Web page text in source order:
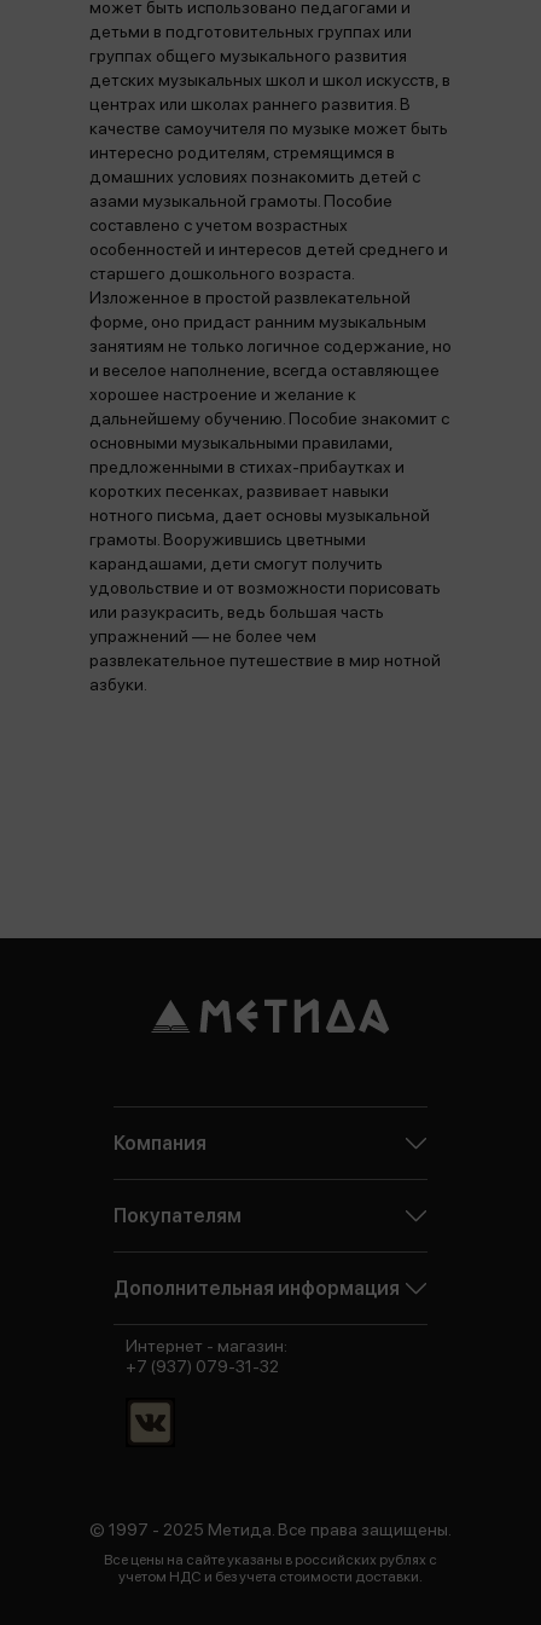
может быть использовано педагогами и
детьми в подготовительных группах или
группах общего музыкального развития
детских музыкальных школ и школ искусств, в
центрах или школах раннего развития. В
качестве самоучителя по музыке может быть
интересно родителям, стремящимся в
домашних условиях познакомить детей с
азами музыкальной грамоты. Пособие
составлено с учетом возрастных
особенностей и интересов детей среднего и
старшего дошкольного возраста.
Изложенное в простой развлекательной
форме, оно придаст ранним музыкальным
занятиям не только логичное содержание, но
и веселое наполнение, всегда оставляющее
хорошее настроение и желание к
дальнейшему обучению. Пособие знакомит с
основными музыкальными правилами,
предложенными в стихах-прибаутках и
коротких песенках, развивает навыки
нотного письма, дает основы музыкальной
грамоты. Вооружившись цветными
карандашами, дети смогут получить
удовольствие и от возможности порисовать
или разукрасить, ведь большая часть
упражнений — не более чем
развлекательное путешествие в мир нотной
азбуки.
Компания
Покупателям
Дополнительная информация
© 1997 - 2025 Метида. Все права защищены.
Все цены на сайте указаны в российских рублях с
учетом НДС и без учета стоимости доставки.
Интернет - магазин:
+7 (937) 079-31-32